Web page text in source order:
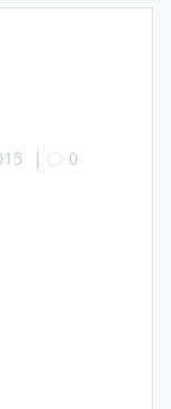
| 0